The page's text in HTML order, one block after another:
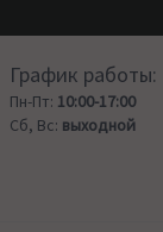
График работы:
Пн-Пт: 10:00-17:00
Сб, Вс: выходной